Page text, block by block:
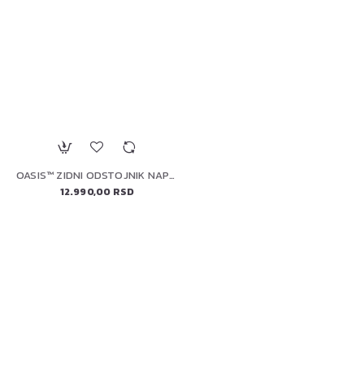
OASIS™ ZIDNI ODSTOJNIK NAPOLEON IM-WSF-CN
12.990,00 RSD